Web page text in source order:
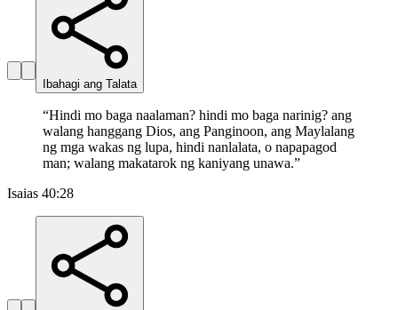
Ibahagi ang Talata
“Hindi mo baga naalaman? hindi mo baga narinig? ang
walang hanggang Dios, ang Panginoon, ang Maylalang
ng mga wakas ng lupa, hindi nanlalata, o napapagod
man; walang makatarok ng kaniyang unawa.”
Isaias 40:28